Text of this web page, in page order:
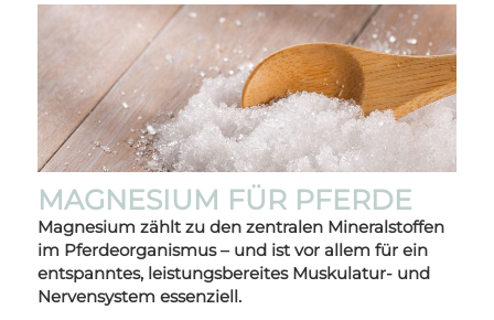
MAGNESIUM FÜR PFERDE
Magnesium zählt zu den zentralen Mineralstoffen
im Pferdeorganismus – und ist vor allem für ein
entspanntes, leistungsbereites Muskulatur- und
Nervensystem essenziell.